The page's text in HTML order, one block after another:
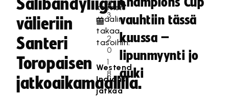
Salibandyliigan
välieriin
Santeri
Toropaisen
jatkoaikamaalilla.
0
3
.
2
0
1
8
kolmen
maalin
takaa
tasoihin.
Westend
Indians
jatkaa
vauhtiin tässä
kuussa –
lipunmyynti jo
auki